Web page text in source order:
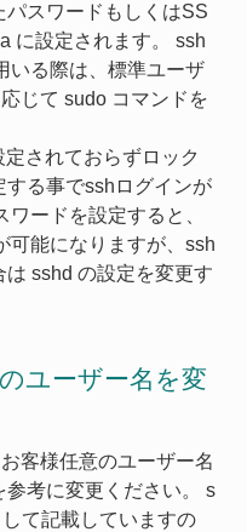
パスワードもしくはSS
に設定されます。 ssh
いる際は、標準ユーザ
じて sudo コマンドを
されておらずロック
する事でsshログインが
ードを設定すると、
可能になりますが、ssh
sshd の設定を変更す
ユーザー名を変
客様任意のユーザー名
考に変更ください。 s
て記載していますの